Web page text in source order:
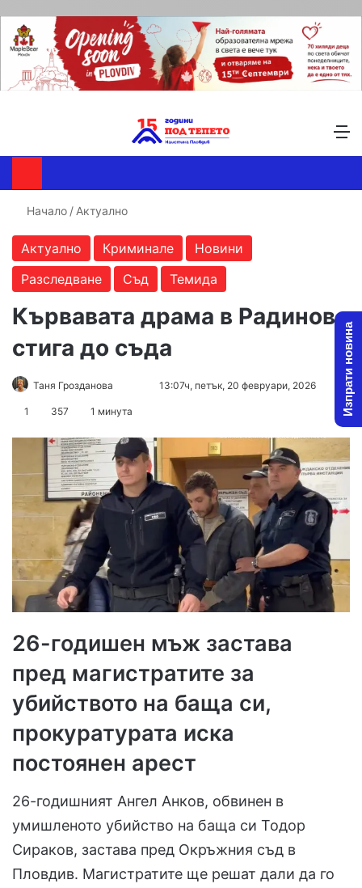
Начало / Актуално
Актуално Криминале
Новини
Разследване
Съд Темида
Кървавата драма в Радиново
стига до съда
Таня Грозданова
Send13:07ч, петък, 20 февруари, 2026
1 357 1 минута
26-годишен мъж застава
пред магистратите за
убийството на баща си,
прокуратурата иска
постоянен арест
26-годишният Ангел Анков, обвинен в
умишленото убийство на баща си Тодор
Сираков, застава пред Окръжния съд в
Пловдив. Магистратите ще решат дали да го
Изпрати новина